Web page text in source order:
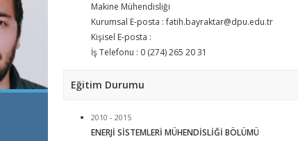
Makine Mühendisliği
Kurumsal E-posta : fatih.bayraktar@dpu.edu.tr
Kişisel E-posta :
İş Telefonu : 0 (274) 265 20 31
Eğitim Durumu
2010 - 2015
ENERJİ SİSTEMLERİ MÜHENDİSLİĞİ BÖLÜMÜ